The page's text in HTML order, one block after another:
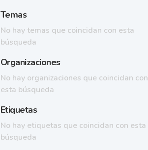
Temas
No hay temas que coincidan con esta
búsqueda
Organizaciones
No hay organizaciones que coincidan con
esta búsqueda
Etiquetas
No hay etiquetas que coincidan con esta
búsqueda